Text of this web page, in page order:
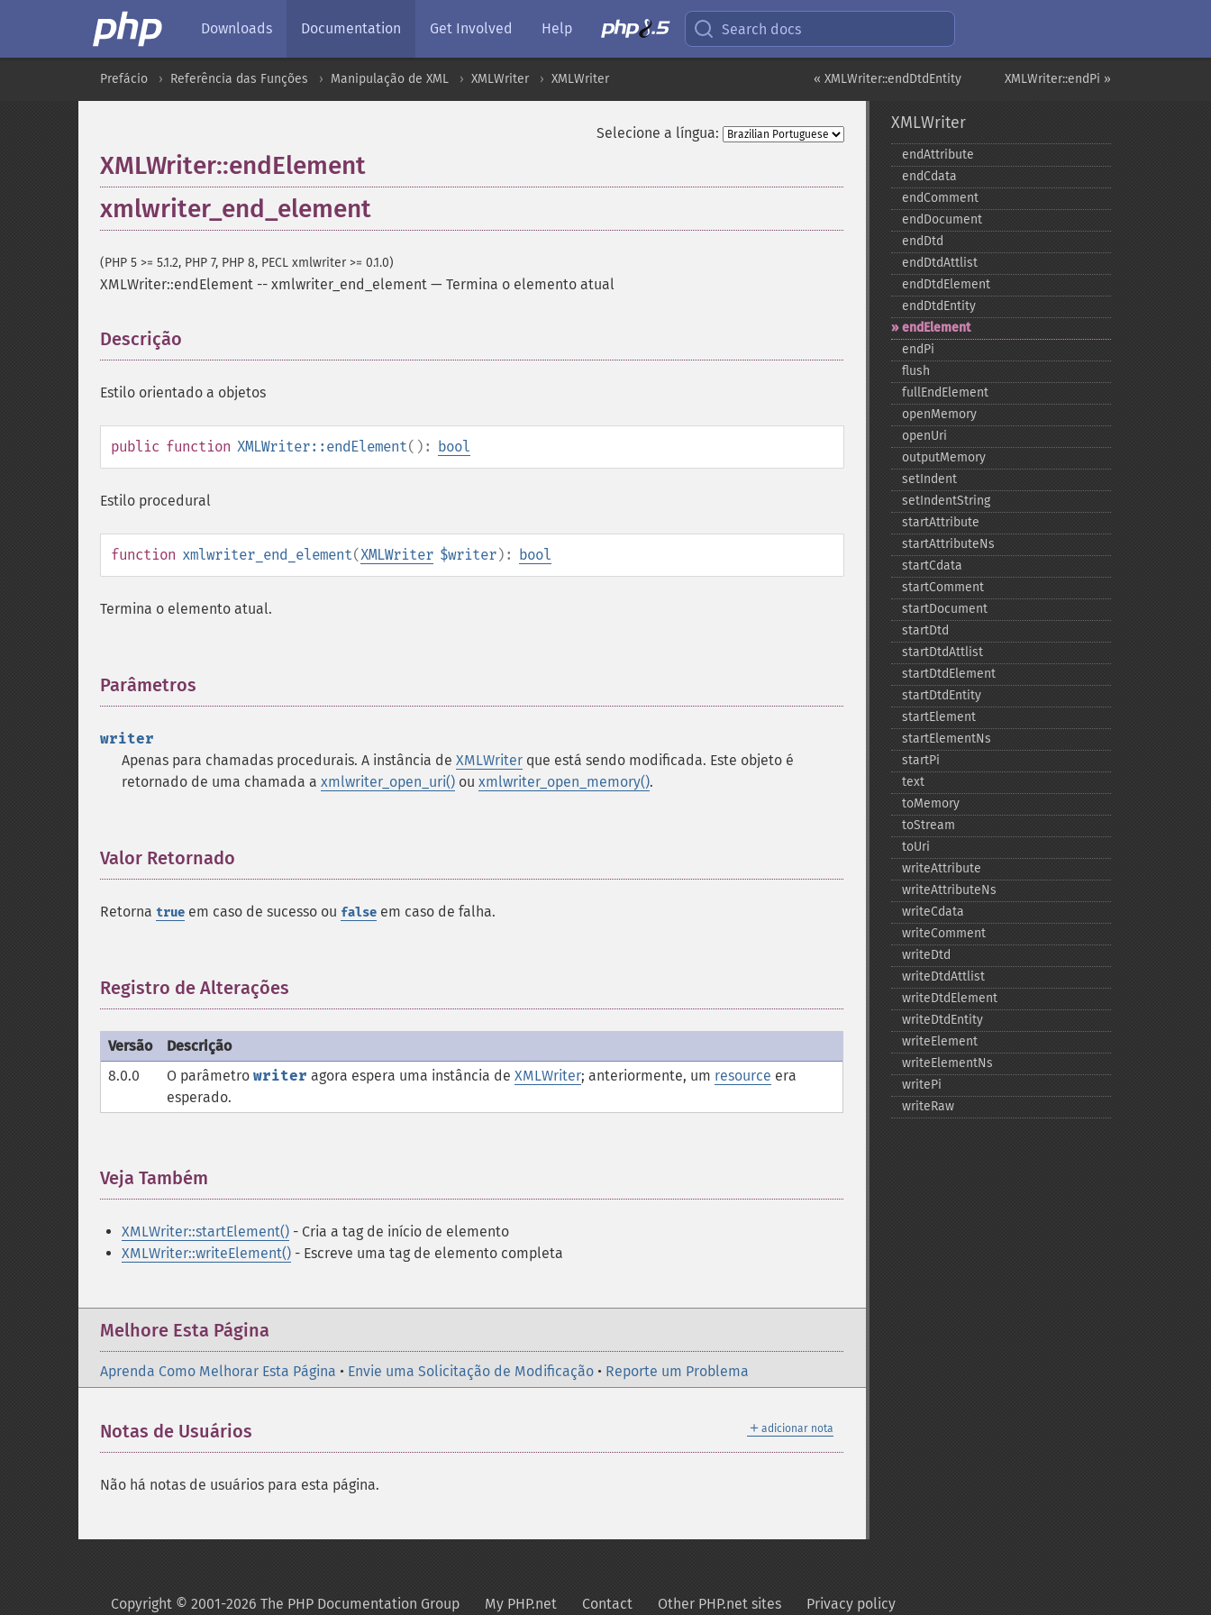
Downloads Documentation Get Involved Help Search docs
XMLWriter::endPi »
« XMLWriter::endDtdEntity
Prefácio Referência das Funções Manipulação de XML XMLWriter XMLWriter
Selecione a língua:
XMLWriter::endElement
xmlwriter_end_element
(PHP 5 >= 5.1.2, PHP 7, PHP 8, PECL xmlwriter >= 0.1.0)
XMLWriter::endElement -- xmlwriter_end_element — Termina o elemento atual
Descrição
Estilo orientado a objetos
public function XMLWriter::endElement(): bool
Estilo procedural
function xmlwriter_end_element(XMLWriter $writer): bool
Termina o elemento atual.
Parâmetros
writer
Apenas para chamadas procedurais. A instância de XMLWriter que está sendo modificada. Este objeto é
retornado de uma chamada a xmlwriter_open_uri() ou xmlwriter_open_memory().
Valor Retornado
Retorna true em caso de sucesso ou false em caso de falha.
Registro de Alterações
Versão
Descrição
8.0.0
O parâmetro writer agora espera uma instância de XMLWriter; anteriormente, um resource era
esperado.
Veja Também
XMLWriter::startElement() - Cria a tag de início de elemento
XMLWriter::writeElement() - Escreve uma tag de elemento completa
Melhore Esta Página
Aprenda Como Melhorar Esta Página • Envie uma Solicitação de Modificação • Reporte um Problema
＋ adicionar nota
Notas de Usuários
Não há notas de usuários para esta página.
XMLWriter
endAttribute
endCdata
endComment
endDocument
endDtd
endDtdAttlist
endDtdElement
endDtdEntity
endElement
endPi
flush
fullEndElement
openMemory
openUri
outputMemory
setIndent
setIndentString
startAttribute
startAttributeNs
startCdata
startComment
startDocument
startDtd
startDtdAttlist
startDtdElement
startDtdEntity
startElement
startElementNs
startPi
text
toMemory
toStream
toUri
writeAttribute
writeAttributeNs
writeCdata
writeComment
writeDtd
writeDtdAttlist
writeDtdElement
writeDtdEntity
writeElement
writeElementNs
writePi
writeRaw
Copyright © 2001-2026 The PHP Documentation Group My PHP.net Contact Other PHP.net sites Privacy policy